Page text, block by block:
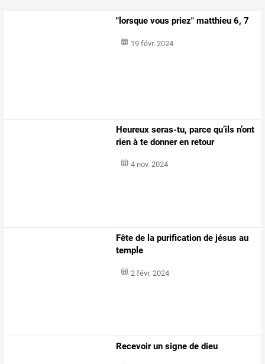
"lorsque vous priez" matthieu 6, 7
19 févr. 2024
Heureux seras-tu, parce qu’ils n’ont
rien à te donner en retour
4 nov. 2024
Fête de la purification de jésus au
temple
2 févr. 2024
Recevoir un signe de dieu